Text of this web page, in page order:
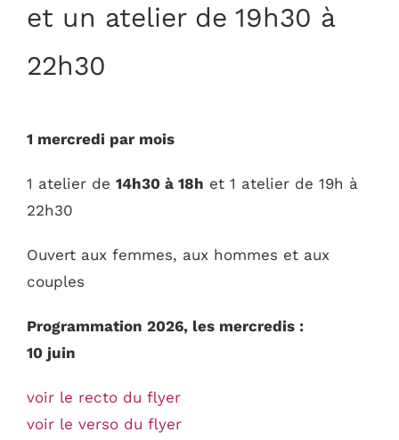
et un atelier de 19h30 à
22h30
1 mercredi par mois
1 atelier de 14h30 à 18h et 1 atelier de 19h à
22h30
Ouvert aux femmes, aux hommes et aux
couples
Programmation 2026, les mercredis :
10 juin
voir le recto du flyer
voir le verso du flyer